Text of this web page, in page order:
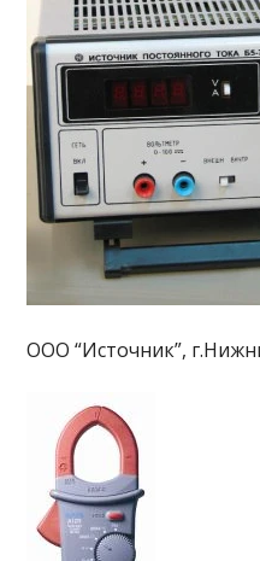
ООО “Источник”,